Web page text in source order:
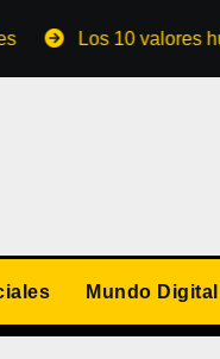
Los 10 valores
Mundo Digital